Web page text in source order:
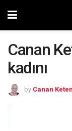
Canan
kadını
by Canan